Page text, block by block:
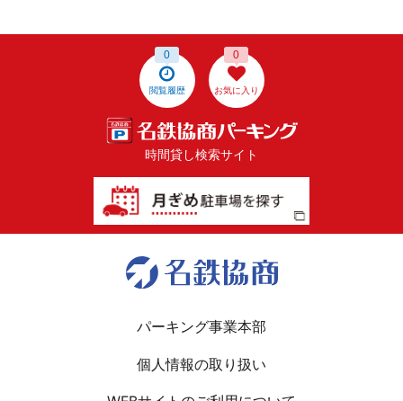
閲覧履歴
0
お気に入り
0
時間貸し検索サイト
パーキング事業本部
個人情報の取り扱い